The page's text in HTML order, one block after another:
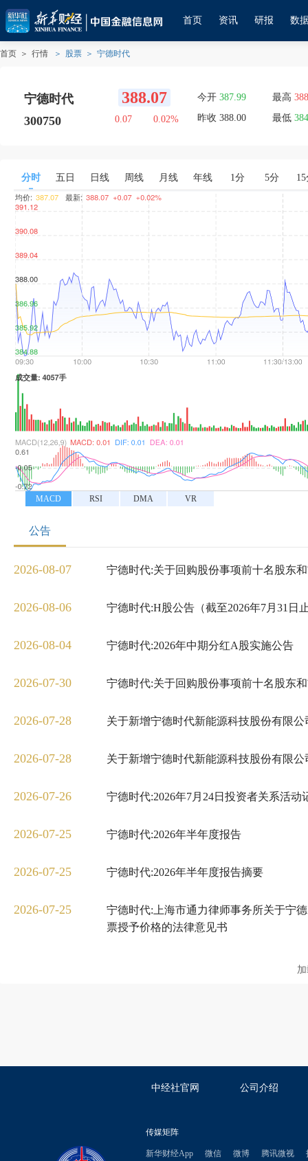
首页 资讯 研报 数
首页 ＞ 行情 ＞ 股票 ＞ 宁德时代
宁德时代
宁德时代
300750
388.07
0.07 0.02%
今开 387.99 最高
昨收 388.00 最低
分时 五日 日线 周线 月线 年线 1分 5分
MACD RSI DMA VR
公告
2026-08-07 宁德时代:关于回购股份事项前十名股东
2026-08-06 宁德时代:H股公告（截至2026年7月31日
2026-08-04 宁德时代:2026年中期分红A股实施公告
2026-07-30 宁德时代:关于回购股份事项前十名股东
2026-07-28 关于新增宁德时代新能源科技股份有限
2026-07-28 关于新增宁德时代新能源科技股份有限
2026-07-26 宁德时代:2026年7月24日投资者关系活动
2026-07-25 宁德时代:2026年半年度报告
2026-07-25 宁德时代:2026年半年度报告摘要
2026-07-25
宁德时代:上海市通力律师事务所关于宁
票授予价格的法律意见书
中经社官网 公司介绍
传媒矩阵
新华财经App 微信 微博 腾讯微视